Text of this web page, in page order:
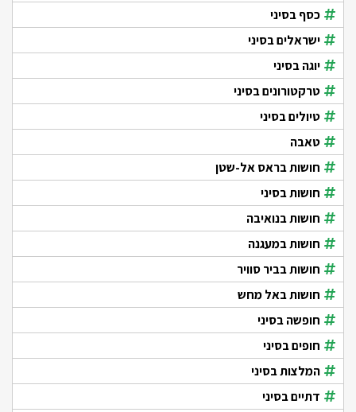
כסף בסיני
ישראלים בסיני
יוגה בסיני
טרקטורונים בסיני
טיולים בסיני
טאבה
חושות בראס אל-שטן
חושות בסיני
חושות בנואיבה
חושות במעגנה
חושות בביר סוויר
חושות באל מחש
חופשה בסיני
חופים בסיני
המלצות בסיני
דתיים בסיני